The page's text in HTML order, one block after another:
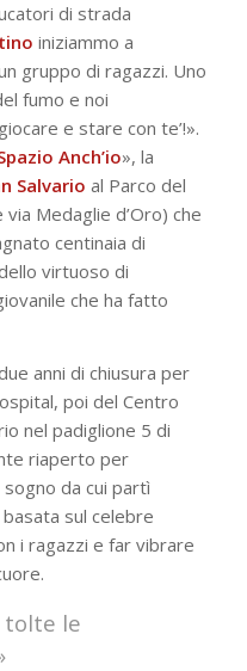
di strada
iniziammo a
gruppo di ragazzi. Uno
fumo e noi
e stare con te’!».
Anch’io», la
Salvario al Parco del
Medaglie d’Oro) che
centinaia di
virtuoso di
che ha fatto
anni di chiusura per
poi del Centro
nel padiglione 5 di
riaperto per
da cui partì
sul celebre
i ragazzi e far vibrare
tolte le